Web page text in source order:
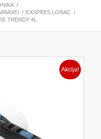
/
/ EXSPRES LONAC /
TRENDY 4L
Akcija!